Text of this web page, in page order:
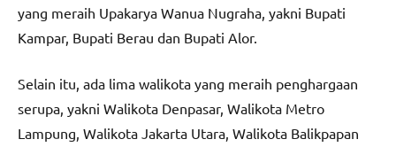
yang meraih Upakarya Wanua Nugraha, yakni Bupati
Kampar, Bupati Berau dan Bupati Alor.
Selain itu, ada lima walikota yang meraih penghargaan
serupa, yakni Walikota Denpasar, Walikota Metro
Lampung, Walikota Jakarta Utara, Walikota Balikpapan